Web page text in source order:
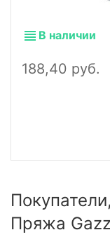
В наличии
188,40 руб.
Пряжа